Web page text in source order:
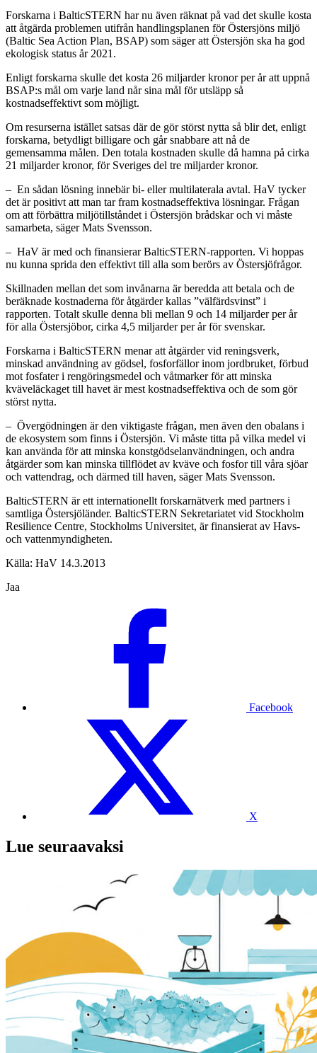
Forskarna i BalticSTERN har nu även räknat på vad det skulle kosta
att åtgärda problemen utifrån handlingsplanen för Östersjöns miljö
(Baltic Sea Action Plan, BSAP) som säger att Östersjön ska ha god
ekologisk status år 2021.
Enligt forskarna skulle det kosta 26 miljarder kronor per år att uppnå
BSAP:s mål om varje land når sina mål för utsläpp så
kostnadseffektivt som möjligt.
Om resurserna istället satsas där de gör störst nytta så blir det, enligt
forskarna, betydligt billigare och går snabbare att nå de
gemensamma målen. Den totala kostnaden skulle då hamna på cirka
21 miljarder kronor, för Sveriges del tre miljarder kronor.
– En sådan lösning innebär bi- eller multilaterala avtal. HaV tycker
det är positivt att man tar fram kostnadseffektiva lösningar. Frågan
om att förbättra miljötillståndet i Östersjön brådskar och vi måste
samarbeta, säger Mats Svensson.
– HaV är med och finansierar BalticSTERN-rapporten. Vi hoppas
nu kunna sprida den effektivt till alla som berörs av Östersjöfrågor.
Skillnaden mellan det som invånarna är beredda att betala och de
beräknade kostnaderna för åtgärder kallas ”välfärdsvinst” i
rapporten. Totalt skulle denna bli mellan 9 och 14 miljarder per år
för alla Östersjöbor, cirka 4,5 miljarder per år för svenskar.
Forskarna i BalticSTERN menar att åtgärder vid reningsverk,
minskad användning av gödsel, fosforfällor inom jordbruket, förbud
mot fosfater i rengöringsmedel och våtmarker för att minska
kväveläckaget till havet är mest kostnadseffektiva och de som gör
störst nytta.
– Övergödningen är den viktigaste frågan, men även den obalans i
de ekosystem som finns i Östersjön. Vi måste titta på vilka medel vi
kan använda för att minska konstgödselanvändningen, och andra
åtgärder som kan minska tillflödet av kväve och fosfor till våra sjöar
och vattendrag, och därmed till haven, säger Mats Svensson.
BalticSTERN är ett internationellt forskarnätverk med partners i
samtliga Östersjöländer. BalticSTERN Sekretariatet vid Stockholm
Resilience Centre, Stockholms Universitet, är finansierat av Havs-
och vattenmyndigheten.
Källa: HaV 14.3.2013
Jaa
Facebook
X
Lue seuraavaksi